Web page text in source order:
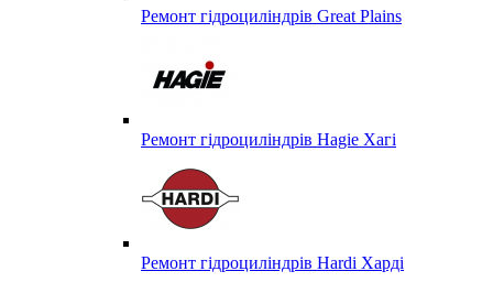
Ремонт гідроциліндрів Great Plains
Ремонт гідроциліндрів Hagie Хагі
Ремонт гідроциліндрів Hardi Харді